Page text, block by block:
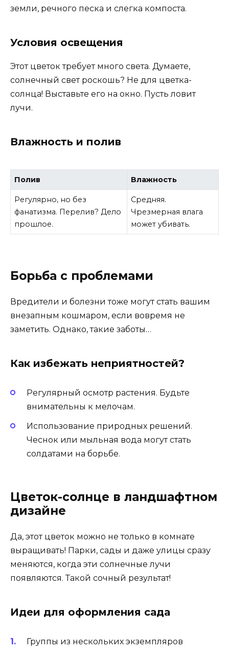
земли, речного песка и слегка компоста.
Условия освещения
Этот цветок требует много света. Думаете,
солнечный свет роскошь? Не для цветка-
солнца! Выставьте его на окно. Пусть ловит
лучи.
Влажность и полив
Полив Влажность
Регулярно, но без
фанатизма. Перелив? Дело
прошлое.
Средняя.
Чрезмерная влага
может убивать.
Борьба с проблемами
Вредители и болезни тоже могут стать вашим
внезапным кошмаром, если вовремя не
заметить. Однако, такие заботы…
Как избежать неприятностей?
Регулярный осмотр растения. Будьте
внимательны к мелочам.
Использование природных решений.
Чеснок или мыльная вода могут стать
солдатами на борьбе.
Цветок-солнце в ландшафтном
дизайне
Да, этот цветок можно не только в комнате
выращивать! Парки, сады и даже улицы сразу
меняются, когда эти солнечные лучи
появляются. Такой сочный результат!
Идеи для оформления сада
Группы из нескольких экземпляров